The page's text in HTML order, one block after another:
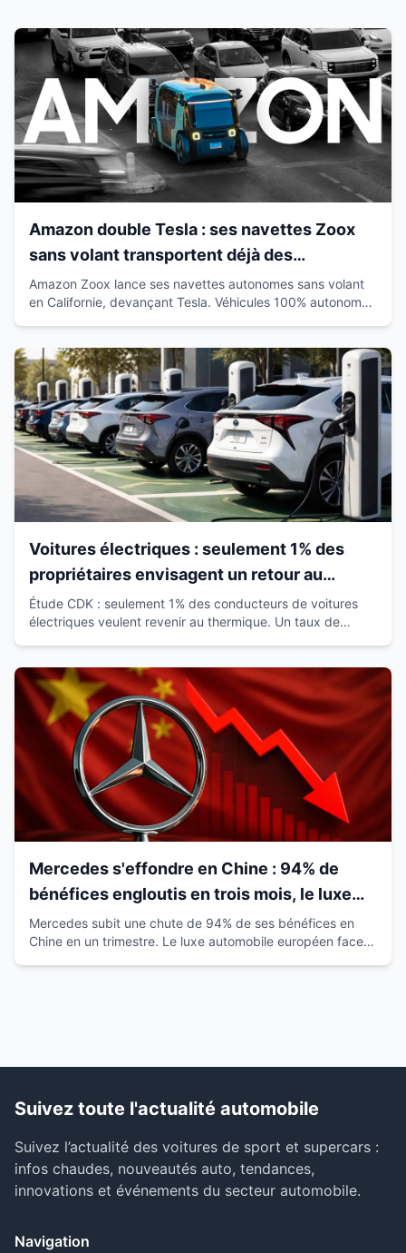
Amazon double Tesla : ses navettes Zoox
sans volant transportent déjà des
passagers en Californie
Amazon Zoox lance ses navettes autonomes sans volant
en Californie, devançant Tesla. Véhicules 100% autonomes
Voitures électriques : seulement 1% des
propriétaires envisagent un retour au
thermique
Étude CDK : seulement 1% des conducteurs de voitures
électriques veulent revenir au thermique. Un taux de
Mercedes s'effondre en Chine : 94% de
bénéfices engloutis en trois mois, le luxe
européen vacille
Mercedes subit une chute de 94% de ses bénéfices en
Chine en un trimestre. Le luxe automobile européen face à
Suivez toute l'actualité automobile
Suivez l’actualité des voitures de sport et supercars :
infos chaudes, nouveautés auto, tendances,
innovations et événements du secteur automobile.
Navigation